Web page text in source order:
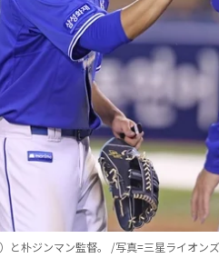
と朴ジンマン監督。 /写真=三星ライオンズ